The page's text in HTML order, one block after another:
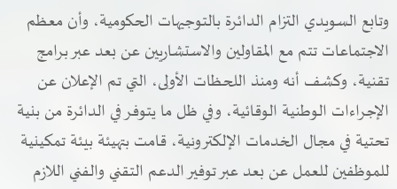
وتابع السويدي التزام الدائرة بالتوجيهات الحكومية، وأن معظم
الاجتماعات تتم مع المقاولين والاستشاريين عن بعد عبر برامج
تقنية، وكشف أنه ومنذ اللحظات الأولى، التي تم الإعلان عن
الإجراءات الوطنية الوقائية، وفي ظل ما يتوفر في الدائرة من بنية
تحتية في مجال الخدمات الإلكترونية، قامت بتهيئة بيئة تمكينية
للموظفين للعمل عن بعد عبر توفير الدعم التقني والفني اللازم